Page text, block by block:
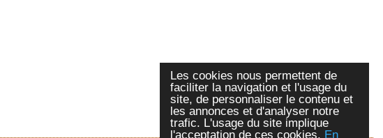
Les cookies nous permettent de
faciliter la navigation et l'usage du
site, de personnaliser le contenu et
les annonces et d'analyser notre
trafic. L'usage du site implique
l'acceptation de ces cookies. En